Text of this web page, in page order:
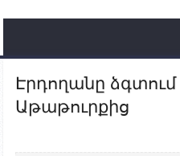
Էրդողանը
Աթաթուրքից